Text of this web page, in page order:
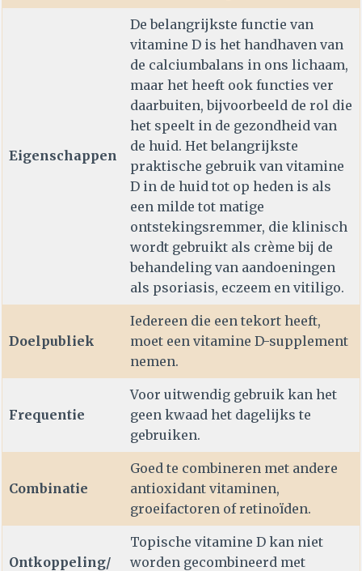
Eigenschappen
De belangrijkste functie van
vitamine D is het handhaven van
de calciumbalans in ons lichaam,
maar het heeft ook functies ver
daarbuiten, bijvoorbeeld de rol die
het speelt in de gezondheid van
de huid. Het belangrijkste
praktische gebruik van vitamine
D in de huid tot op heden is als
een milde tot matige
ontstekingsremmer, die klinisch
wordt gebruikt als crème bij de
behandeling van aandoeningen
als psoriasis, eczeem en vitiligo.
Doelpubliek
Iedereen die een tekort heeft,
moet een vitamine D-supplement
nemen.
Frequentie
Voor uitwendig gebruik kan het
geen kwaad het dagelijks te
gebruiken.
Combinatie
Goed te combineren met andere
antioxidant vitaminen,
groeifactoren of retinoïden.
Ontkoppeling/
Topische vitamine D kan niet
worden gecombineerd met